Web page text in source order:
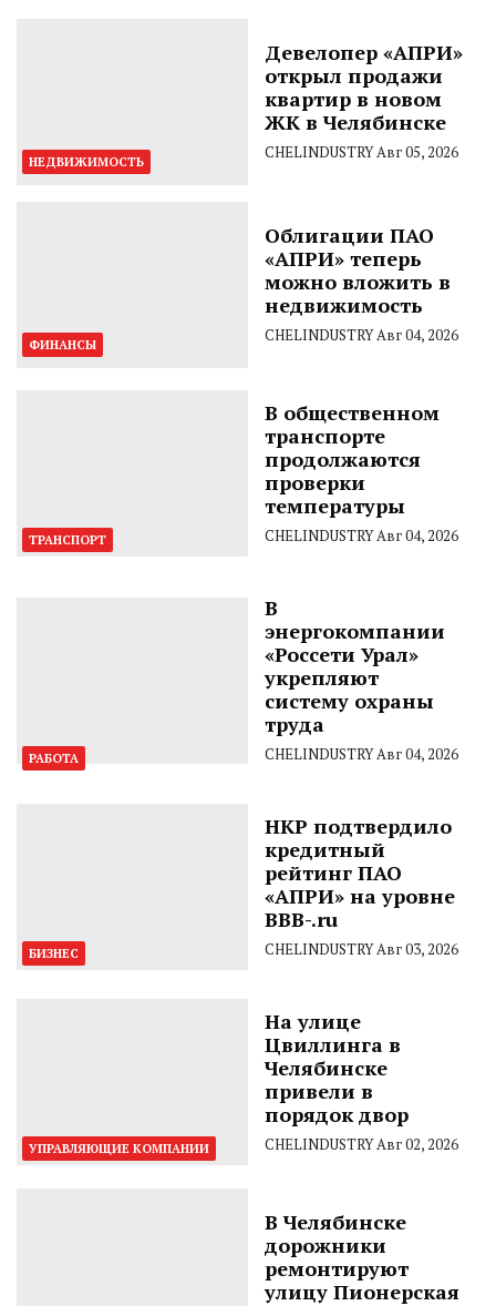
НЕДВИЖИМОСТЬ
Девелопер «АПРИ»
открыл продажи
квартир в новом
ЖК в Челябинске
CHELINDUSTRYАвг 05, 2026
ФИНАНСЫ
Облигации ПАО
«АПРИ» теперь
можно вложить в
недвижимость
CHELINDUSTRYАвг 04, 2026
ТРАНСПОРТ
В общественном
транспорте
продолжаются
проверки
температуры
CHELINDUSTRYАвг 04, 2026
РАБОТА
В
энергокомпании
«Россети Урал»
укрепляют
систему охраны
труда
CHELINDUSTRYАвг 04, 2026
БИЗНЕС
НКР подтвердило
кредитный
рейтинг ПАО
«АПРИ» на уровне
BBB-.ru
CHELINDUSTRYАвг 03, 2026
УПРАВЛЯЮЩИЕ КОМПАНИИ
На улице
Цвиллинга в
Челябинске
привели в
порядок двор
CHELINDUSTRYАвг 02, 2026
В Челябинске
дорожники
ремонтируют
улицу Пионерская